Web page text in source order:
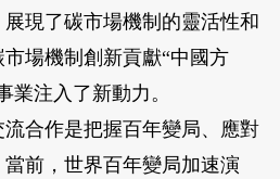
現了碳市場機制的靈活性和
場機制創新貢獻“中國方
業注入了新動力。
合作是把握百年變局、應對
前，世界百年變局加速演